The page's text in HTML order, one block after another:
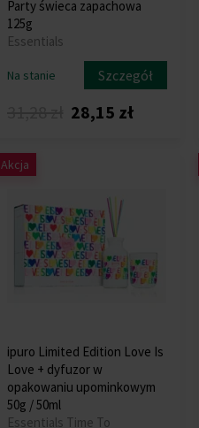
Party świeca zapachowa
125g
Essentials
Na stanie Szczegół
28,15 zł
Akcja
ipuro Limited Edition Love Is
Love + dyfuzor w
opakowaniu upominkowym
50g / 50ml
Essentials Time To